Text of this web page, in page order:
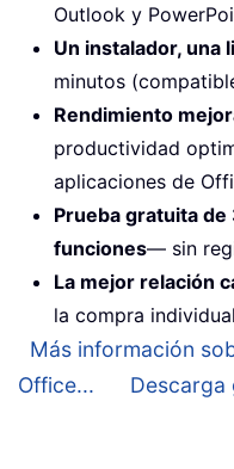
Outlook y
Un instalador, una
minutos
Rendimiento
productividad
aplicaciones de
Prueba gratuita
funciones— sin
La mejor relación
la compra
Más información
Office...
Descarga